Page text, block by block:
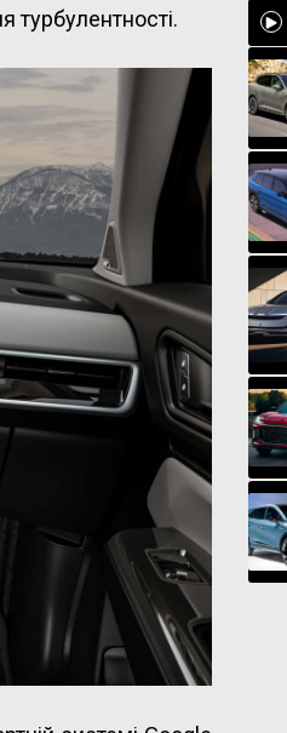
турбулентності.